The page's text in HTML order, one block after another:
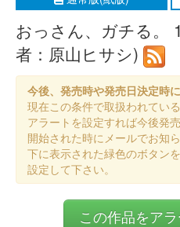
おっさん、ガチる。
者：原山ヒサシ)
今後、発売時や発売日決定時
現在この条件で取扱われてい
アラートを設定すれば今後発
開始された時にメールでお知ら
下に表示された緑色のボタン
設定して下さい。
この作品をア